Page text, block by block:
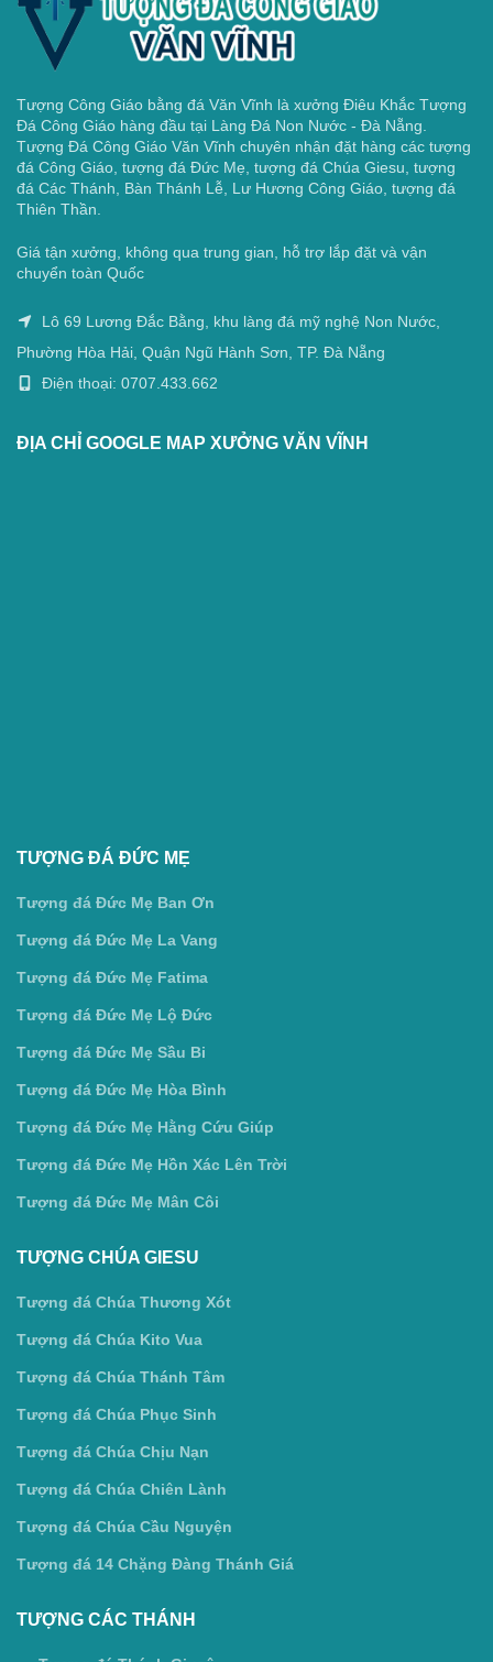
Tượng Công Giáo bằng đá Văn Vĩnh là xưởng Điêu Khắc Tượng
Đá Công Giáo hàng đầu tại Làng Đá Non Nước - Đà Nẵng.
Tượng Đá Công Giáo Văn Vĩnh chuyên nhận đặt hàng các tượng
đá Công Giáo, tượng đá Đức Mẹ, tượng đá Chúa Giesu, tượng
đá Các Thánh, Bàn Thánh Lễ, Lư Hương Công Giáo, tượng đá
Thiên Thần.
Giá tận xưởng, không qua trung gian, hỗ trợ lắp đặt và vận
chuyển toàn Quốc
Lô 69 Lương Đắc Bằng, khu làng đá mỹ nghệ Non Nước,
Phường Hòa Hải, Quận Ngũ Hành Sơn, TP. Đà Nẵng
Điện thoại: 0707.433.662
ĐỊA CHỈ GOOGLE MAP XƯỞNG VĂN VĨNH
TƯỢNG ĐÁ ĐỨC MẸ
Tượng đá Đức Mẹ Ban Ơn
Tượng đá Đức Mẹ La Vang
Tượng đá Đức Mẹ Fatima
Tượng đá Đức Mẹ Lộ Đức
Tượng đá Đức Mẹ Sầu Bi
Tượng đá Đức Mẹ Hòa Bình
Tượng đá Đức Mẹ Hằng Cứu Giúp
Tượng đá Đức Mẹ Hồn Xác Lên Trời
Tượng đá Đức Mẹ Mân Côi
TƯỢNG CHÚA GIESU
Tượng đá Chúa Thương Xót
Tượng đá Chúa Kito Vua
Tượng đá Chúa Thánh Tâm
Tượng đá Chúa Phục Sinh
Tượng đá Chúa Chịu Nạn
Tượng đá Chúa Chiên Lành
Tượng đá Chúa Cầu Nguyện
Tượng đá 14 Chặng Đàng Thánh Giá
TƯỢNG CÁC THÁNH